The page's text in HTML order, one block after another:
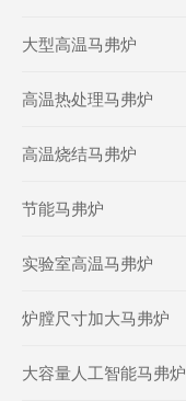
大型高温马弗炉
高温热处理马弗炉
高温烧结马弗炉
节能马弗炉
实验室高温马弗炉
炉膛尺寸加大马弗炉
大容量人工智能马弗炉